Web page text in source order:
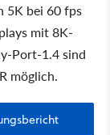
5K bei 60 fps
mit 8K-
Port-1.4 sind
möglich.